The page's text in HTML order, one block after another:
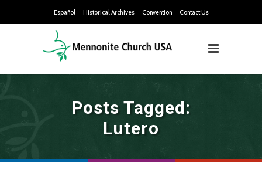
Español Historical Archives Convention Contact Us
Posts Tagged:
Lutero